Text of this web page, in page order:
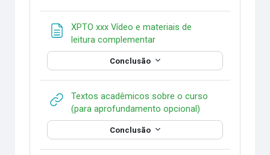
XPTO xxx Vídeo e materiais de
leitura complementarPágina
Conclusão
Textos acadêmicos sobre o curso
(para aprofundamento opcional)
Conclusão